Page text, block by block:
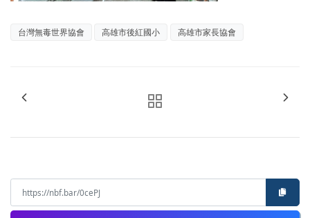
台灣無毒世界協會 高雄市後紅國小 高雄市家長協會